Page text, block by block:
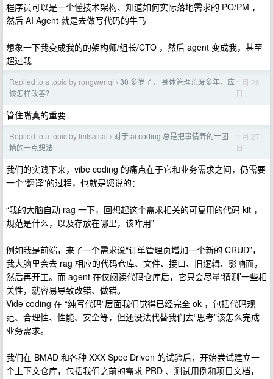
程序员可以是一个懂技术架构、知道如何实际落地需求的 PO/PM ，
然后 AI Agent 就是去做写代码的牛马
想象一下我变成我的的架构师/组长/CTO ，然后 agent 变成我，甚至
超过我
Replied to a topic by rongwenqi › 30 多岁了， 身体管理荒废多年，应
该怎样改善？
1 月 28
日
管住嘴真的重要
Replied to a topic by fmfsaisai › 对于 ai coding 总是把事情弄的一团
糟的一点想法
1 月 27
日
我们的实践下来，vibe coding 的痛点在于它和业务需求之间，仍需要
一个“翻译”的过程，也就是您说的：
“我的大脑自动 rag 一下，回想起这个需求相关的可复用的代码 kit ，
规范是什么，以及存放在哪里，该咋用”
例如我是前端，来了一个需求说“订单管理页增加一个新的 CRUD”，
我大脑里会去 rag 相应的代码仓库、文件、接口、旧逻辑、影响面，
然后再开工。而 agent 在仅阅读代码仓库后，它只会尽量‘猜测’一些相
关性，就容易导致改错、做错。
Vide coding 在 “纯写代码”层面我们觉得已经完全 ok ，包括代码规
范、合理性、性能、安全等，但还没法代替我们去“思考”该怎么完成
业务需求。
我们在 BMAD 和各种 XXX Spec Driven 的试验后，开始尝试建立一
个上下文仓库，包括我们之前的需求 PRD 、测试用例和项目文档，